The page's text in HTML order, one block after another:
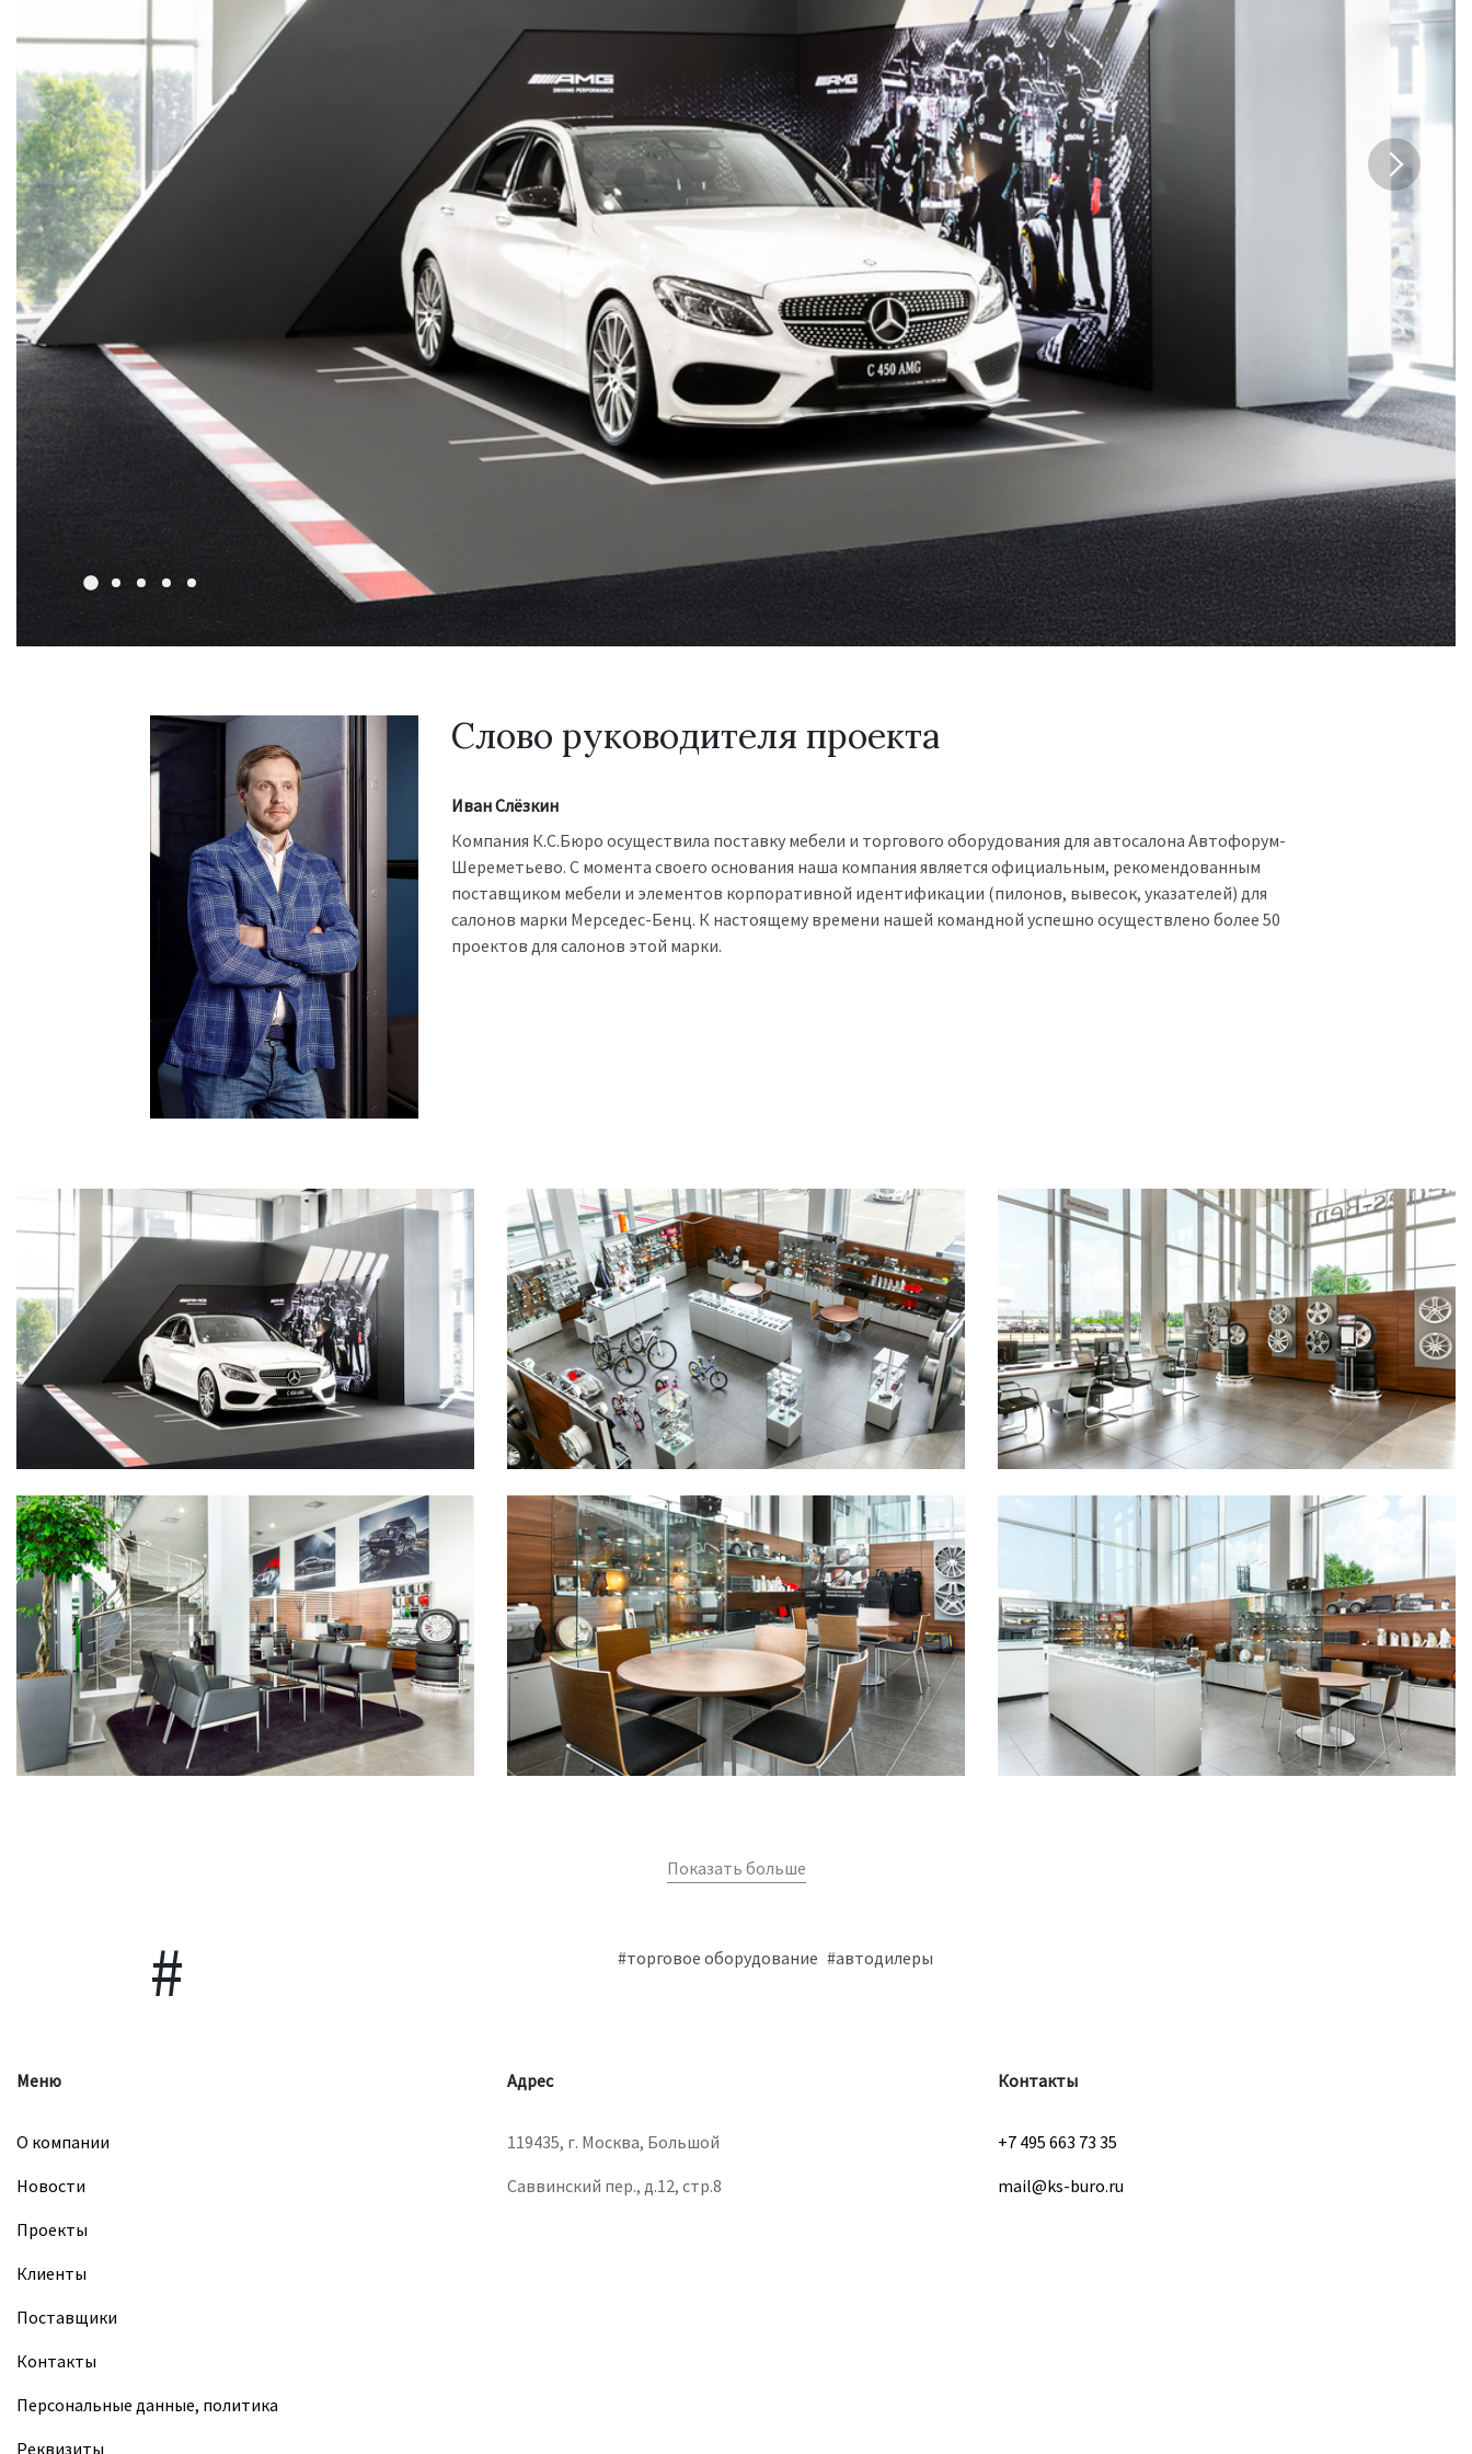
Слово руководителя проекта
Иван Слёзкин
Компания К.С.Бюро осуществила поставку мебели и торгового оборудования для автосалона Автофорум-
Шереметьево. С момента своего основания наша компания является официальным, рекомендованным
поставщиком мебели и элементов корпоративной идентификации (пилонов, вывесок, указателей) для
салонов марки Мерседес-Бенц. К настоящему времени нашей командной успешно осуществлено более 50
проектов для салонов этой марки.
Показать больше
#торговое оборудование #автодилеры
Меню
О компании
Новости
Проекты
Клиенты
Поставщики
Контакты
Персональные данные, политика
Реквизиты
Адрес
119435, г. Москва, Большой
Саввинский пер., д.12, стр.8
Контакты
+7 495 663 73 35
mail@ks-buro.ru